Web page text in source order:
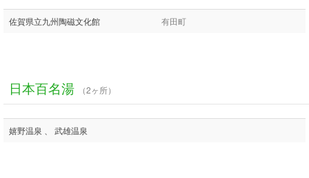
佐賀県立九州陶磁文化館 有田町
日本百名湯 （2ヶ所）
嬉野温泉 、 武雄温泉